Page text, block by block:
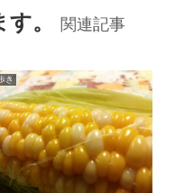
。 関連記事
き